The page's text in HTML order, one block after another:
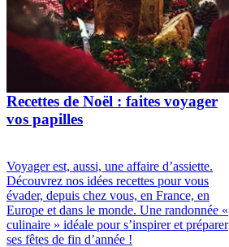
Recettes de Noël : faites voyager
vos papilles
Voyager est, aussi, une affaire d’assiette.
Découvrez nos idées recettes pour vous
évader, depuis chez vous, en France, en
Europe et dans le monde. Une randonnée «
culinaire » idéale pour s’inspirer et préparer
ses fêtes de fin d’année !